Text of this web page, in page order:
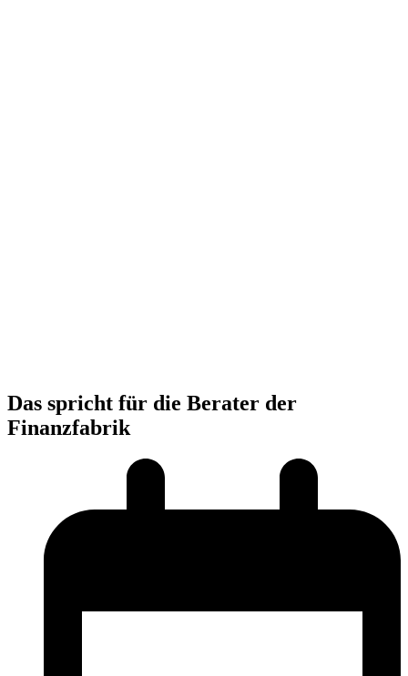
Das spricht für die Berater der
Finanzfabrik